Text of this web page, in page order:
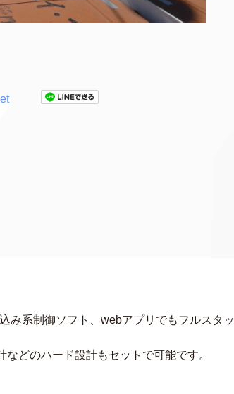
み系制御ソフト、webアプリでもフルスタッ
どのハード設計もセットで可能です。